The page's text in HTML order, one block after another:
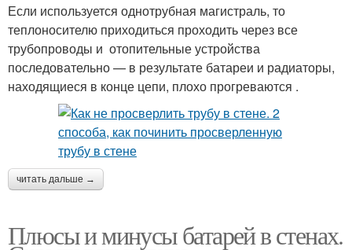
Если используется однотрубная магистраль, то
теплоносителю приходиться проходить через все
трубопроводы и отопительные устройства
последовательно — в результате батареи и радиаторы,
находящиеся в конце цепи, плохо прогреваются .
читать дальше →
Плюсы и минусы батарей в стенах.